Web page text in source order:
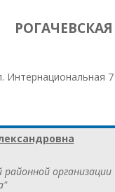
Интернациональная 7
районной организации